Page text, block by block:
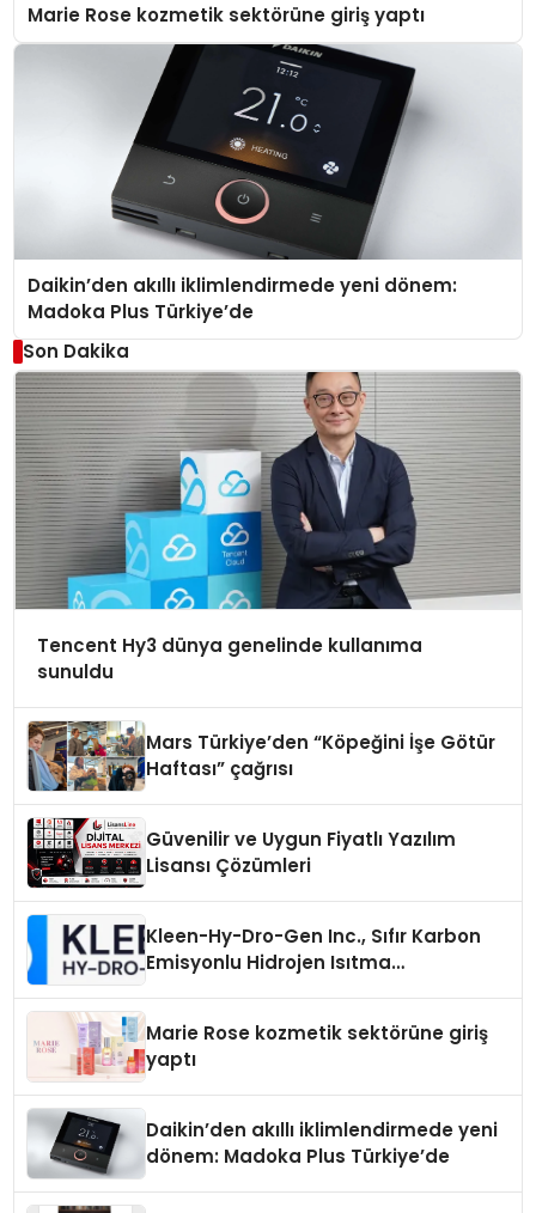
Marie Rose kozmetik sektörüne giriş yaptı
Daikin’den akıllı iklimlendirmede yeni dönem:
Madoka Plus Türkiye’de
Son Dakika
Tencent Hy3 dünya genelinde kullanıma
sunuldu
Mars Türkiye’den “Köpeğini İşe Götür
Haftası” çağrısı
Güvenilir ve Uygun Fiyatlı Yazılım
Lisansı Çözümleri
Kleen-Hy-Dro-Gen Inc., Sıfır Karbon
Emisyonlu Hidrojen Isıtma
Marie Rose kozmetik sektörüne giriş
yaptı
Daikin’den akıllı iklimlendirmede yeni
dönem: Madoka Plus Türkiye’de